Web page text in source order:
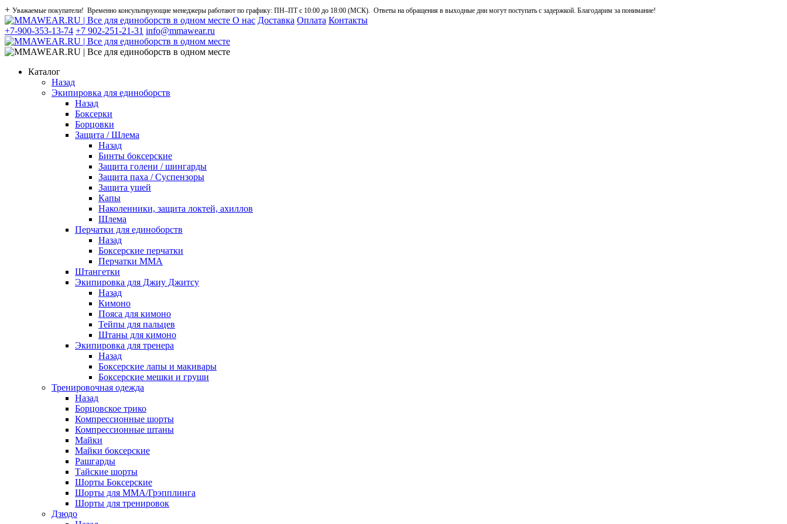
+ Уважаемые покупатели! Временно консультирующие менеджеры работают по графику: ПН–ПТ с 10:00 до 18:00 (МСК). Ответы на обращения в выходные дни могут поступать с задержкой. Благодарим за понимание!
О нас Доставка Оплата Контакты
+7-900-353-13-74 +7 902-251-21-31 info@mmawear.ru
Каталог
Назад
Экипировка для единоборств
Назад
Боксерки
Борцовки
Защита / Шлема
Назад
Бинты боксерские
Защита голени / шингарды
Защита паха / Суспензоры
Защита ушей
Капы
Наколенники, защита локтей, ахиллов
Шлема
Перчатки для единоборств
Назад
Боксерские перчатки
Перчатки ММА
Штангетки
Экипировка для Джиу Джитсу
Назад
Кимоно
Пояса для кимоно
Тейпы для пальцев
Штаны для кимоно
Экипировка для тренера
Назад
Боксерские лапы и макивары
Боксерские мешки и груши
Тренировочная одежда
Назад
Борцовское трико
Компрессионные шорты
Компрессионные штаны
Майки
Майки боксерские
Рашгарды
Тайские шорты
Шорты Боксерские
Шорты для ММА/Грэпплинга
Шорты для тренировок
Дзюдо